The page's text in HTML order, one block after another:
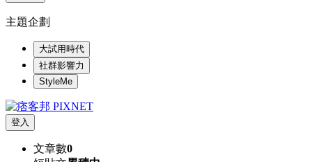
主題企劃
大試用時代
社群影響力
StyleMe
登入
文章數0